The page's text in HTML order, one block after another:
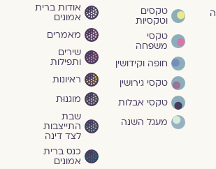
טקסים
וטקסיות
טקסי
משפחה
חופה וקידושין
טקסי גירושין
טקסי אבלות
מעגל השנה
אודות ברית
אמונים
מאמרים
שירים
ותפילות
ראיונות
מוגנוּת
שבת
התייצבות
לצד דינה
כנס ברית
אמונים